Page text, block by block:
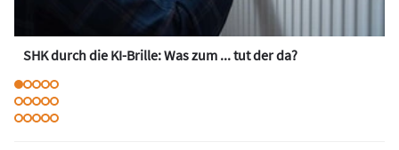
SHK durch die KI-Brille: Was zum ... tut der da?